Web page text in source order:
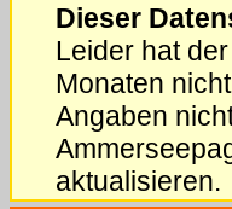
Dieser
Leider hat
Monaten
Angaben
aktualisieren.